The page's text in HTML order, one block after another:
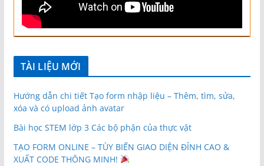
TÀI LIỆU MỚI
Hướng dẫn chi tiết Tạo form nhập liệu – Thêm, tìm, sửa,
xóa và có upload ảnh avatar
Bài học STEM lớp 3 Các bộ phận của thực vật
TẠO FORM ONLINE – TÙY BIẾN GIAO DIỆN ĐỈNH CAO &
XUẤT CODE THÔNG MINH!